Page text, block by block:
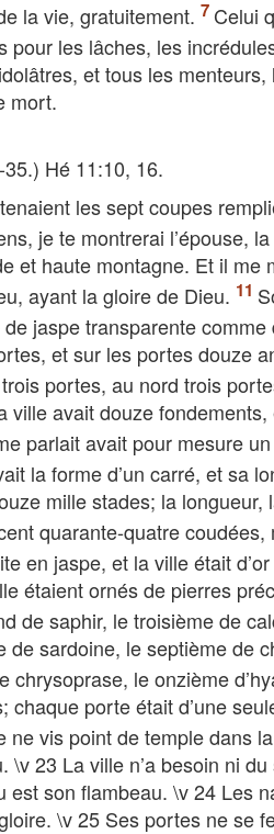
la vie, gratuitement.
Celui
pour les lâches, les
et tous les
mort.
Hé 11:10, 16.
les sept coupes
je te montrerai l’épouse,
et haute montagne. Et il me
ayant la gloire de Dieu.
jaspe transparente comme
et sur les portes douze
trois portes, au nord trois
ville avait douze
parlait avait pour mesure
la forme d’un carré, et sa
mille stades; la
quarante-quatre coudées,
en jaspe, et la ville était
étaient ornés de pierres
de saphir, le troisième de
sardoine, le septième de
le onzième
porte était d’une
ne vis point de temple dans
\v 23 La ville n’a besoin ni
est son flambeau. \v 24 Les
\v 25 Ses portes ne se